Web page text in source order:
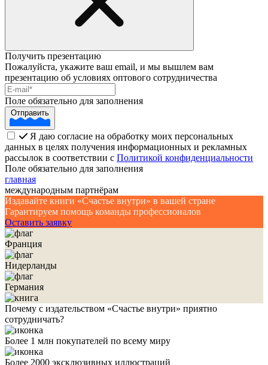
Получить презентацию
Пожалуйста, укажите ваш email, и мы вышлем вам
презентацию об условиях оптового сотрудничества
Поле обязательно для заполнения
Отправить
Я даю согласие на обработку моих персональных
данных в целях получения информационных и рекламных
рассылок в соответствии с Политикой конфиденциальности
Поле обязательно для заполнения
главная
международным партнёрам
Издавайте книги «Счастье внутри» в вашей стране
Гарантируем помощь команды профессионалов
Оставить заявку
Франция
Нидерланды
Германия
Почему с издательством «Счастье внутри» приятно
сотрудничать?
Более 1 млн покупателей по всему миру
Более 2000 эксклюзивных иллюстраций